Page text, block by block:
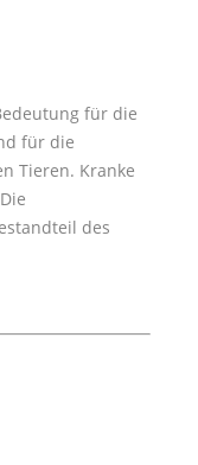
für die
für die
Tieren. Kranke
des